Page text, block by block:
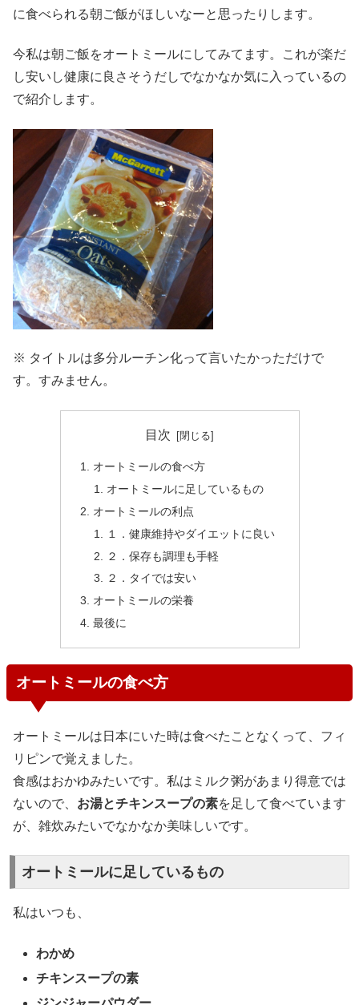
に食べられる朝ご飯がほしいなーと思ったりします。
今私は朝ご飯をオートミールにしてみてます。これが楽だ
し安いし健康に良さそうだしでなかなか気に入っているの
で紹介します。
※ タイトルは多分ルーチン化って言いたかっただけで
す。すみません。
目次
オートミールの食べ方
オートミールに足しているもの
オートミールの利点
１．健康維持やダイエットに良い
２．保存も調理も手軽
２．タイでは安い
オートミールの栄養
最後に
オートミールの食べ方
オートミールは日本にいた時は食べたことなくって、フィ
リピンで覚えました。
食感はおかゆみたいです。私はミルク粥があまり得意では
ないので、 お湯とチキンスープの素を足して食べています
が、雑炊みたいでなかなか美味しいです。
オートミールに足しているもの
私はいつも、
わかめ
チキンスープの素